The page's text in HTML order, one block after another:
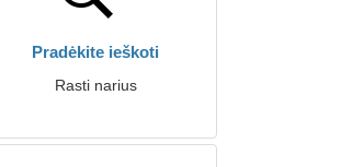
Pradėkite ieškoti
Rasti narius